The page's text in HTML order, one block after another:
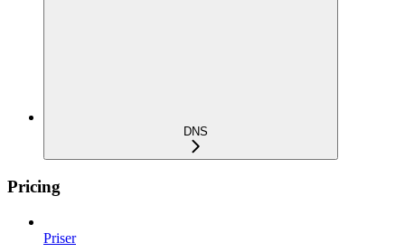
DNS
Pricing
Priser